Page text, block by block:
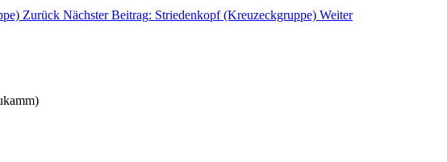
Zurück Nächster Beitrag: Striedenkopf (Kreuzeckgruppe) Weiter